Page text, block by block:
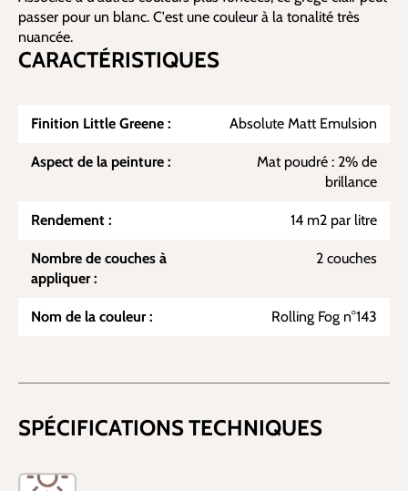
passer pour un blanc. C'est une couleur à la tonalité très
nuancée.
CARACTÉRISTIQUES
Finition Little Greene : Absolute Matt Emulsion
Aspect de la peinture :
Mat poudré : 2% de
brillance
Rendement : 14 m2 par litre
Nombre de couches à
appliquer :
2 couches
Nom de la couleur : Rolling Fog n°143
SPÉCIFICATIONS TECHNIQUES